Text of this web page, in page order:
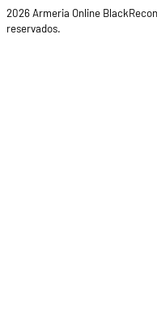
2026 Armeria Online
reservados.